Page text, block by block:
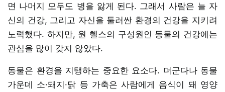
면 나머지 모두도 병을 앓게 된다. 그래서 사람은 늘 자
신의 건강, 그리고 자신을 둘러싼 환경의 건강을 지키려
노력했다. 하지만, 원 헬스의 구성원인 동물의 건강에는
관심을 많이 갖지 않았다.
동물은 환경을 지탱하는 중요한 요소다. 더군다나 동물
가운데 소·돼지·닭 등 가축은 사람에게 음식이 돼 영양